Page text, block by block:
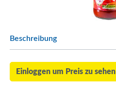
Beschreibung
Einloggen um Preis zu sehen